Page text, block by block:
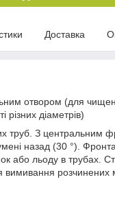
Доставка
отвором (для
діаметрів)
труб. З центральним
назад (30 °).
або льоду в трубах.
вимивання розчинених